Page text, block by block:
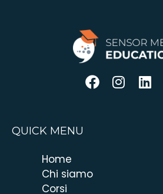
QUICK MENU
Home
Chi siamo
Corsi